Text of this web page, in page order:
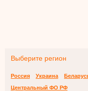
Выберите регион
Россия Украина
Центральный ФО РФ